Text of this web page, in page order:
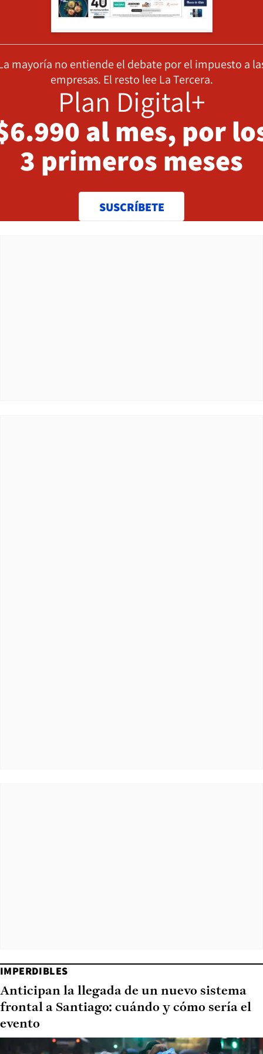
mayoría no entiende el debate por el impuesto a
empresas. El resto lee La Tercera.
Plan Digital+
al mes, por
3 primeros meses
SUSCRÍBETE
IMPERDIBLES
Anticipan la llegada de un nuevo sistema
frontal a Santiago: cuándo y cómo sería el
evento